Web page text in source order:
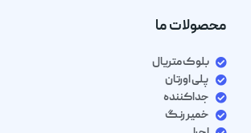
محصولات ما
بلوک متریال
پلی اورتان
جداکننده
خمیر رنگ